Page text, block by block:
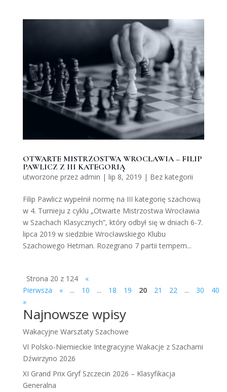
OTWARTE MISTRZOSTWA WROCŁAWIA – FILIP
PAWLICZ Z III KATEGORIĄ
utworzone przez admin | lip 8, 2019 | Bez kategorii
Filip Pawlicz wypełnił normę na III kategorię szachową
w 4. Turnieju z cyklu „Otwarte Mistrzostwa Wrocławia
w Szachach Klasycznych”, który odbył się w dniach 6-7.
lipca 2019 w siedzibie Wrocławskiego Klubu
Szachowego Hetman. Rozegrano 7 partii tempem...
Strona 20 z 124
«
Pierwsza
« ... 10 ... 18 19 20 21 22 ... 30 40
»
Najnowsze wpisy
Wakacyjne Warsztaty Szachowe
VI Polsko-Niemieckie Integracyjne Wakacje z Szachami
Dźwirzyno 2026
XI Grand Prix Gryf Szczecin 2026 – Klasyfikacja
Generalna